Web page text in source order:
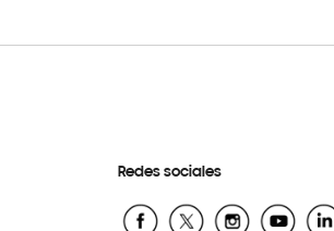
Redes sociales